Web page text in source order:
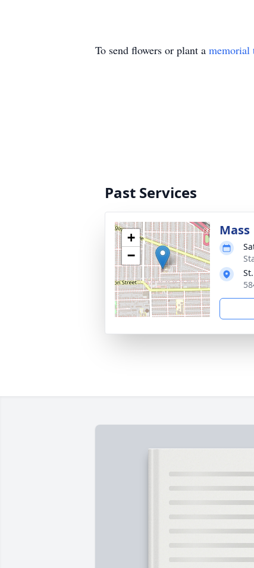
To send flowers or plant a memorial
Past Services
+
−
Mass